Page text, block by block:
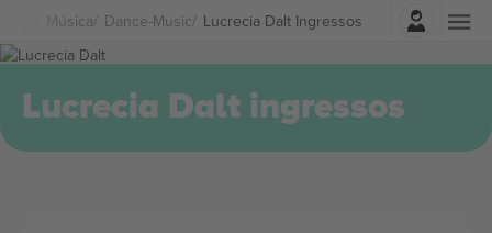
Música Dance-Music Lucrecia Dalt Ingressos
Entrar
Lucrecia Dalt ingressos